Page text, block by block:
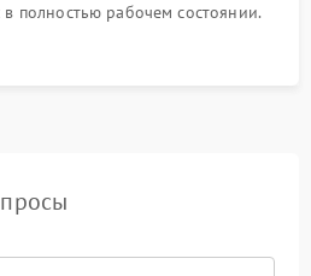
полностью рабочем состоянии.